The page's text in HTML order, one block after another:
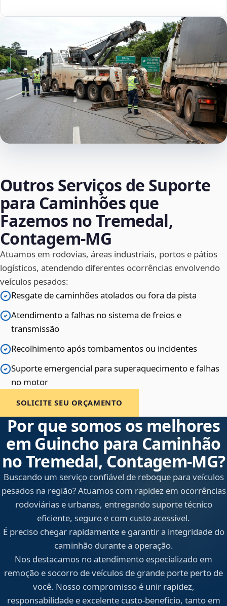
Outros Serviços de Suporte
para Caminhões que
Fazemos no Tremedal,
Contagem‑MG
Atuamos em rodovias, áreas industriais, portos e pátios
logísticos, atendendo diferentes ocorrências envolvendo
veículos pesados:
Resgate de caminhões atolados ou fora da pista
Atendimento a falhas no sistema de freios e
transmissão
Recolhimento após tombamentos ou incidentes
Suporte emergencial para superaquecimento e falhas
no motor
SOLICITE SEU ORÇAMENTO
Por que somos os melhores
em Guincho para Caminhão
no Tremedal, Contagem‑MG?
Buscando um serviço confiável de reboque para veículos
pesados na região? Atuamos com rapidez em ocorrências
rodoviárias e urbanas, entregando suporte técnico
eficiente, seguro e com custo acessível.
É preciso chegar rapidamente e garantir a integridade do
caminhão durante a operação.
Nos destacamos no atendimento especializado em
remoção e socorro de veículos de grande porte perto de
você. Nosso compromisso é unir rapidez,
responsabilidade e excelente custo-benefício, tanto em